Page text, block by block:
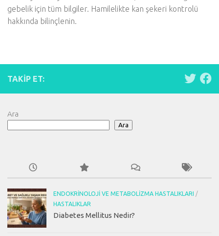
gebelik için tüm bilgiler. Hamilelikte kan şekeri kontrolü
hakkında bilinçlenin.
TAKIP ET:
Ara
Ara
ENDOKRINOLOJI VE METABOLIZMA HASTALIKLARI
/
HASTALIKLAR
Diabetes Mellitus Nedir?